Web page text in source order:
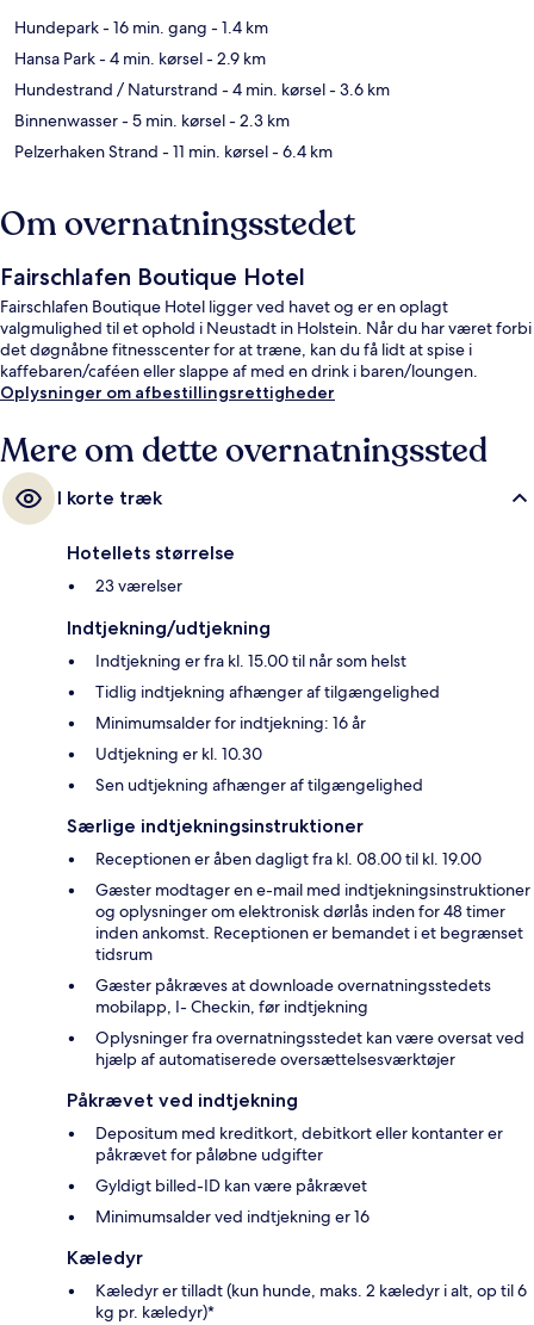
Hundepark- 16 min. gang - 1.4 km
Hansa Park- 4 min. kørsel- 2.9 km
Hundestrand / Naturstrand - 4 min. kørsel- 3.6 km
Binnenwasser- 5 min. kørsel- 2.3 km
Pelzerhaken Strand - 11 min. kørsel- 6.4 km
Om overnatningsstedet
Fairschlafen Boutique Hotel
Fairschlafen Boutique Hotel ligger ved havet og er en oplagt
valgmulighed til et ophold i Neustadt in Holstein. Når du har været forbi
det døgnåbne fitnesscenter for at træne, kan du få lidt at spise i
kaffebaren/caféen eller slappe af med en drink i baren/loungen.
Oplysninger om afbestillingsrettigheder
Mere om dette overnatningssted
I korte træk
Hotellets størrelse
23 værelser
Indtjekning/udtjekning
Indtjekning er fra kl. 15.00 til når som helst
Tidlig indtjekning afhænger af tilgængelighed
Minimumsalder for indtjekning: 16 år
Udtjekning er kl. 10.30
Sen udtjekning afhænger af tilgængelighed
Særlige indtjekningsinstruktioner
Receptionen er åben dagligt fra kl. 08.00 til kl. 19.00
Gæster modtager en e-mail med indtjekningsinstruktioner
og oplysninger om elektronisk dørlås inden for 48 timer
inden ankomst. Receptionen er bemandet i et begrænset
tidsrum
Gæster påkræves at downloade overnatningsstedets
mobilapp, I- Checkin, før indtjekning
Oplysninger fra overnatningsstedet kan være oversat ved
hjælp af automatiserede oversættelsesværktøjer
Påkrævet ved indtjekning
Depositum med kreditkort, debitkort eller kontanter er
påkrævet for påløbne udgifter
Gyldigt billed-ID kan være påkrævet
Minimumsalder ved indtjekning er 16
Kæledyr
Kæledyr er tilladt (kun hunde, maks. 2 kæledyr i alt, op til 6
kg pr. kæledyr)*